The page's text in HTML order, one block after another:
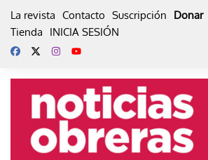
La revista Contacto Suscripción Donar
Tienda
INICIA SESIÓN